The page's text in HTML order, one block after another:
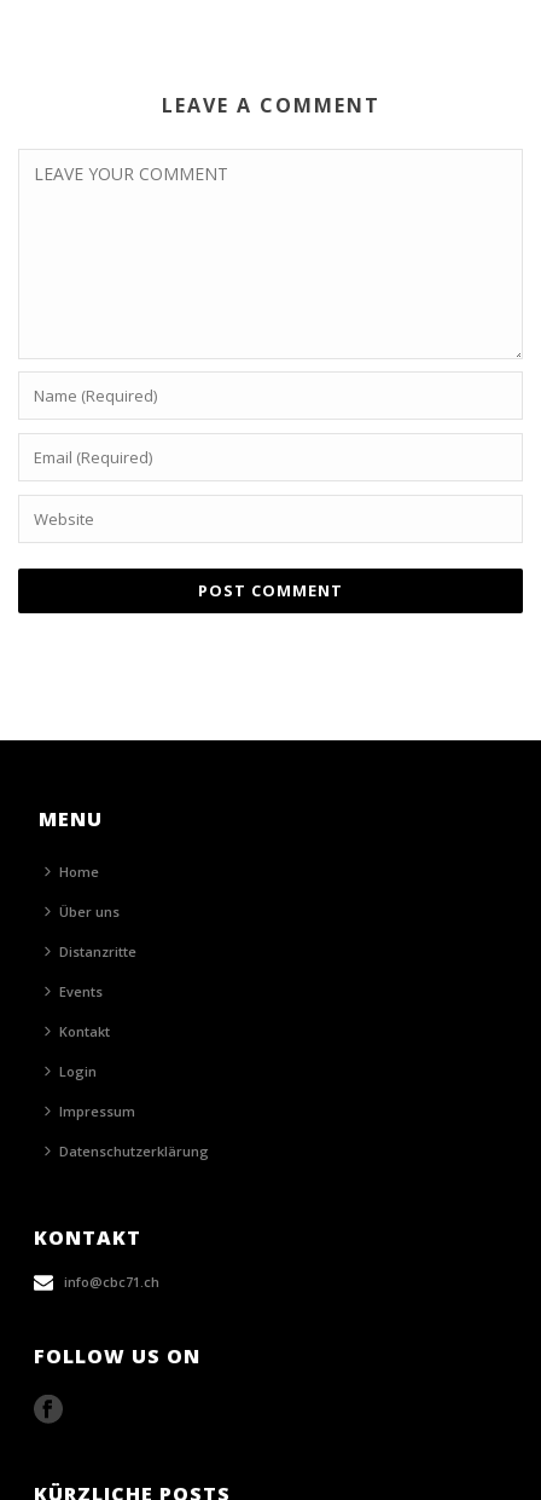
LEAVE A COMMENT
MENU
Home
Über uns
Distanzritte
Events
Kontakt
Login
Impressum
Datenschutzerklärung
KONTAKT
info@cbc71.ch
FOLLOW US ON
KÜRZLICHE POSTS